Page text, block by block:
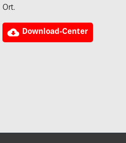
Ort.
 Download-Center